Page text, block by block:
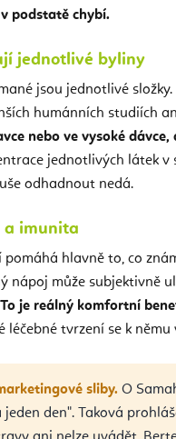
podstatě chybí.
jednotlivé byliny
jsou jednotlivé
humánních studiích
nebo ve vysoké
jednotlivých látek v
odhadnout nedá.
a imunita
pomáhá hlavně to, co
nápoj může subjektivně
To je reálný komfortní
léčebné tvrzení se k němu
sliby. O
jeden den". Taková